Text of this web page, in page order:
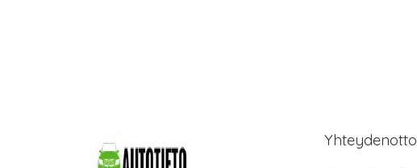
Yhteydenotto